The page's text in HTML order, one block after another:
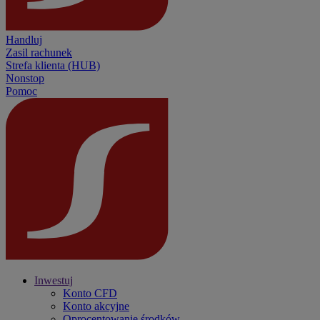
Handluj
Zasil rachunek
Strefa klienta (HUB)
Nonstop
Pomoc
Inwestuj
Konto CFD
Konto akcyjne